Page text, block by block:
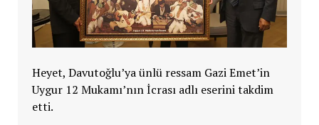
Heyet, Davutoğlu’ya ünlü ressam Gazi Emet’in
Uygur 12 Mukamı’nın İcrası adlı eserini takdim
etti.